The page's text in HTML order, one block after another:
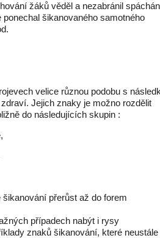
žáků věděl a nezabránil
šikanovaného samotného
velice různou podobu s
Jejich znaky je možno rozdělit
do následujících skupin :
přerůst až do forem
případech nabýt i rysy
znaků šikanování, které neustále